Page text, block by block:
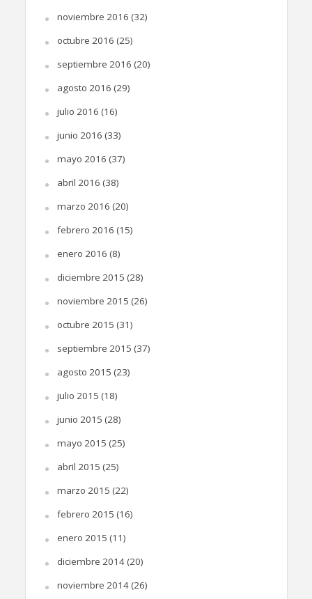
noviembre 2016 (32)
octubre 2016 (25)
septiembre 2016 (20)
agosto 2016 (29)
julio 2016 (16)
junio 2016 (33)
mayo 2016 (37)
abril 2016 (38)
marzo 2016 (20)
febrero 2016 (15)
enero 2016 (8)
diciembre 2015 (28)
noviembre 2015 (26)
octubre 2015 (31)
septiembre 2015 (37)
agosto 2015 (23)
julio 2015 (18)
junio 2015 (28)
mayo 2015 (25)
abril 2015 (25)
marzo 2015 (22)
febrero 2015 (16)
enero 2015 (11)
diciembre 2014(20)
noviembre 2014(26)